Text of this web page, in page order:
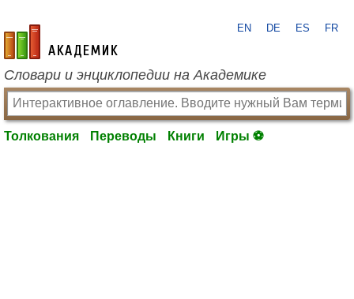
academic.ru
EN DE ES FR
Словари и энциклопедии на Академике
Толкования Переводы Книги Игры ⚽